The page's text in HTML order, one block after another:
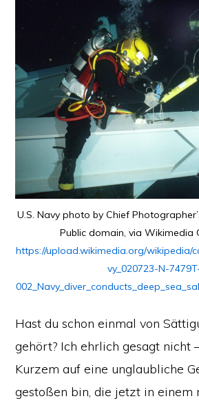
U.S. Navy photo by Chief
Public domain, via Wikimedia
https://upload.wikimedia.org/wikipedia/
vy_020723-N-
Hast du schon einmal von
gehört? Ich ehrlich gesagt nicht
Kurzem auf eine unglaubliche
gestoßen bin, die jetzt in einem